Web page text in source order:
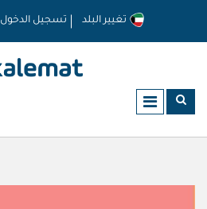
تسجيل الدخول